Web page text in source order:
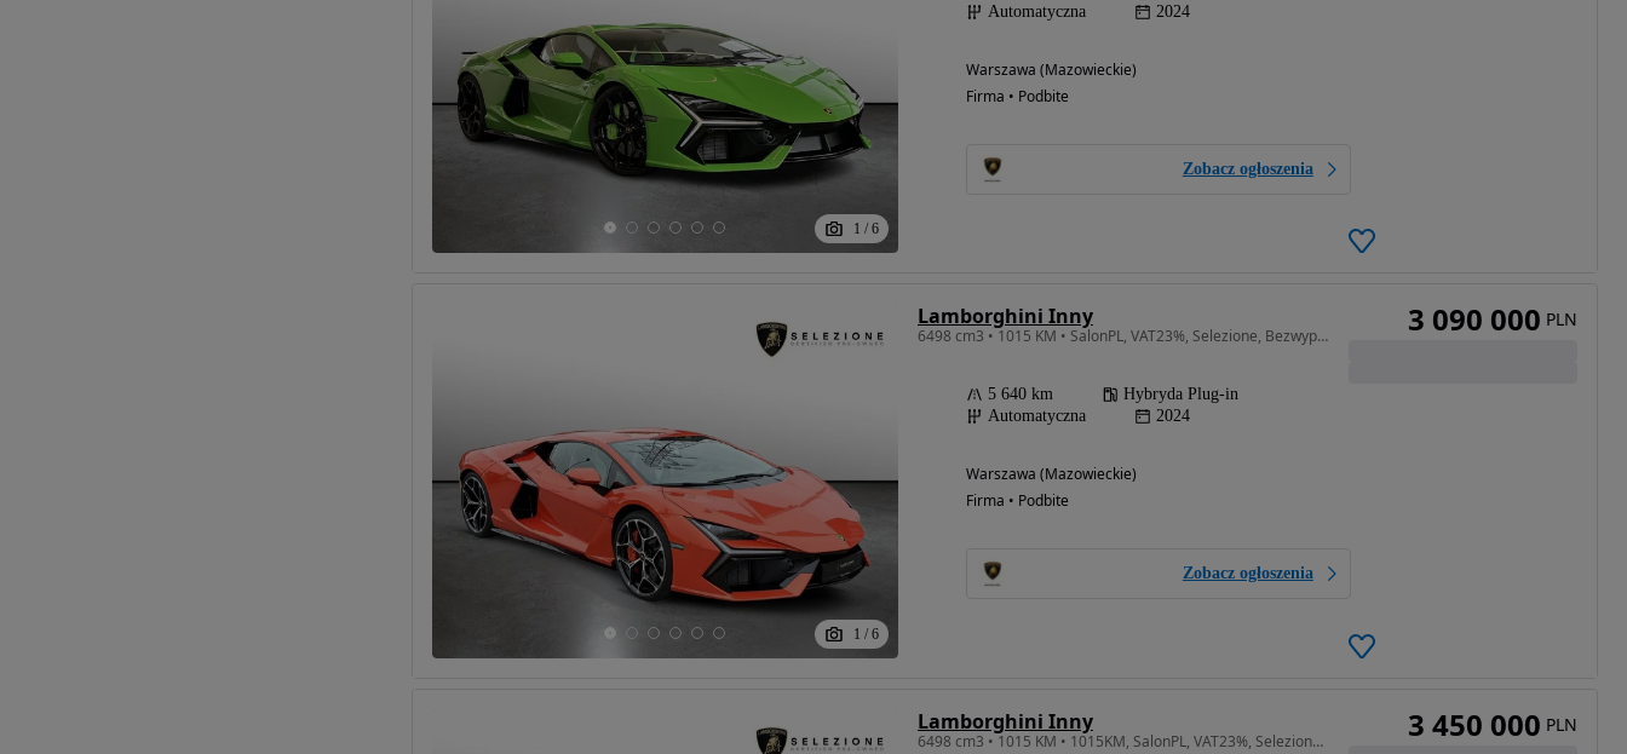
1 / 6
Automatyczna
2024
Warszawa (Mazowieckie)
Firma • Podbite
Zobacz ogłoszenia
1 / 6
Lamborghini Inny
6498 cm3 • 1015 KM • SalonPL, VAT23%, Selezione, Bezwypadkowy, Ad Personam
5 640 km
Hybryda Plug-in
Automatyczna
2024
Warszawa (Mazowieckie)
Firma • Podbite
Zobacz ogłoszenia
3 090 000 PLN
Lamborghini Inny
6498 cm3 • 1015 KM • 1015KM, SalonPL, VAT23%, Selezione, dostepny od zaraz 3 450 000 PLN